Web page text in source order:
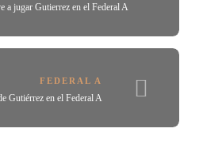
a jugar Gutierrez en el Federal A
FEDERAL A
Gutiérrez en el Federal A